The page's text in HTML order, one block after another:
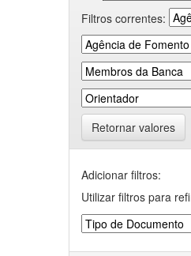
Filtros correntes:
Retornar valores
Adicionar filtros:
Utilizar filtros para